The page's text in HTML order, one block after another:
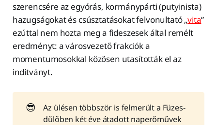
szerencsére az egyórás, kormánypárti (putyinista)
hazugságokat és csúsztatásokat felvonultató „vita”
ezúttal nem hozta meg a fideszesek által remélt
eredményt: a városvezető frakciók a
momentumosokkal közösen utasították el az
indítványt.
😎
Az ülésen többször is felmerült a Füzes-
dűlőben két éve átadott naperőművek